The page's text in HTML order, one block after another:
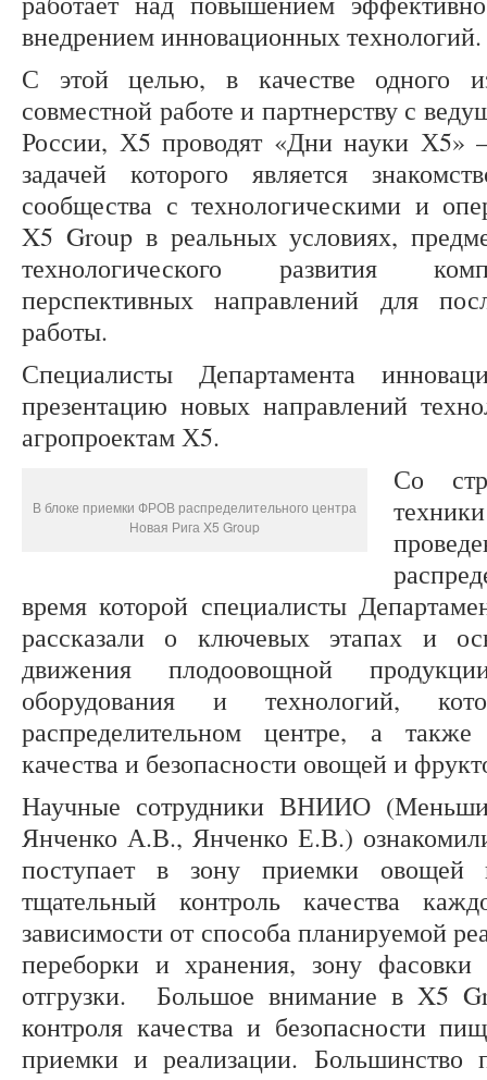
внедрением инновационных технологий.
С этой целью, в качестве одного
совместной работе и партнерству с
России, Х5 проводят «Дни науки Х5»
задачей которого является
сообщества с технологическими и
X5 Group в реальных условиях,
технологического развития
перспективных направлений для
работы.
Специалисты Департамента
презентацию новых направлений
агропроектам Х5.
В блоке приемки ФРОВ распределительного центра
Новая Рига X5 Group
Со
время которой специалисты
рассказали о ключевых этапах и
движения плодоовощной
оборудования и технологий,
распределительном центре, а
качества и безопасности овощей и
Научные сотрудники ВНИИО
Янченко А.В., Янченко Е.В.)
поступает в зону приемки
тщательный контроль качества
зависимости от способа планируемой
переборки и хранения, зону
отгрузки. Большое внимание в X5
контроля качества и безопасности
приемки и реализации. Большинство